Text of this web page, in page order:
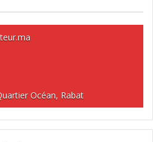
Océan, Rabat